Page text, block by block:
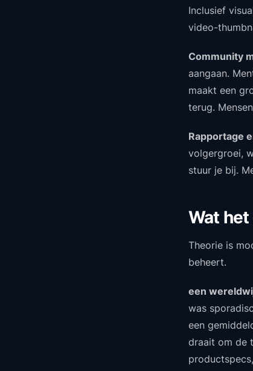
Inclusief
video-
Community
aangaan.
maakt een
terug.
Rapportage
volgergroei,
stuur je bij.
Wat
Theorie is
beheert.
een
was
een
draait om de